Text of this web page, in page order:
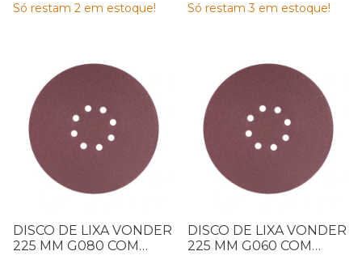
Só restam 2 em estoque! Só restam3 em estoque!
DISCO DE LIXA VONDER
225 MM G080 COM
DISCO DE LIXA VONDER
225 MM G060 COM